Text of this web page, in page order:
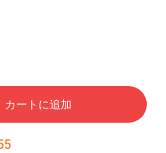
カートに追加